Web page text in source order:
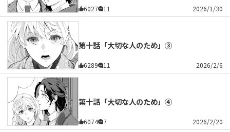
6027 11 2026/1/30
第十話「大切な人のため」③
6289 11 2026/2/6
第十話「大切な人のため」④
6074 7 2026/2/20